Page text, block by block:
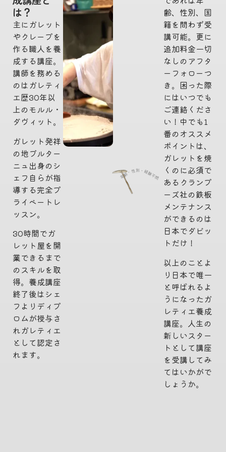
は？
主にガレット
やクレープを
作る職人を養
成する講座。
講師を務める
のはガレティ
エ歴30年以
上のモルル・
ダヴィット。
ガレット発祥
の地ブルター
ニュ出身のシ
ェフ自らが指
導する完全プ
ライベートレ
ッスン。
30時間でガ
レット屋を開
業できるまで
のスキルを取
得。養成講座
終了後はシェ
フよりディプ
ロムが授与さ
れガレティエ
として認定さ
れます。
年齢・性別・経験不問
齢、性別、国
籍を問わず受
講可能。更に
追加料金一切
なしのアフタ
ーフォローつ
き。困った際
にはいつでも
ご連絡くださ
い！中でも1
番のオススメ
ポイントは、
ガレットを焼
くのに必須で
あるクランプ
ーズ社の鉄板
メンテナンス
ができるのは
日本でダビッ
トだけ！
以上のことよ
り日本で唯一
と呼ばれるよ
うになったガ
レティエ養成
講座。人生の
新しいスター
トとして講座
を受講してみ
てはいかがで
しょうか。